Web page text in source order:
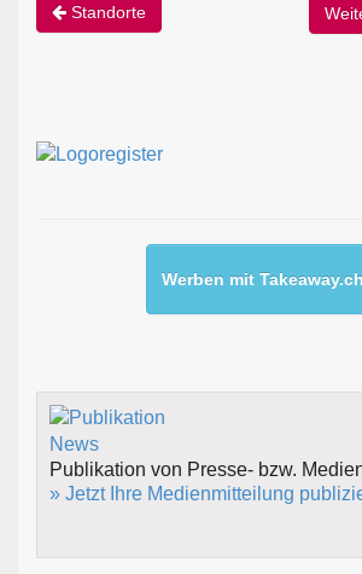
Standorte
Werben mit
Publikation von Presse- bzw.
» Jetzt Ihre Medienmitteilung